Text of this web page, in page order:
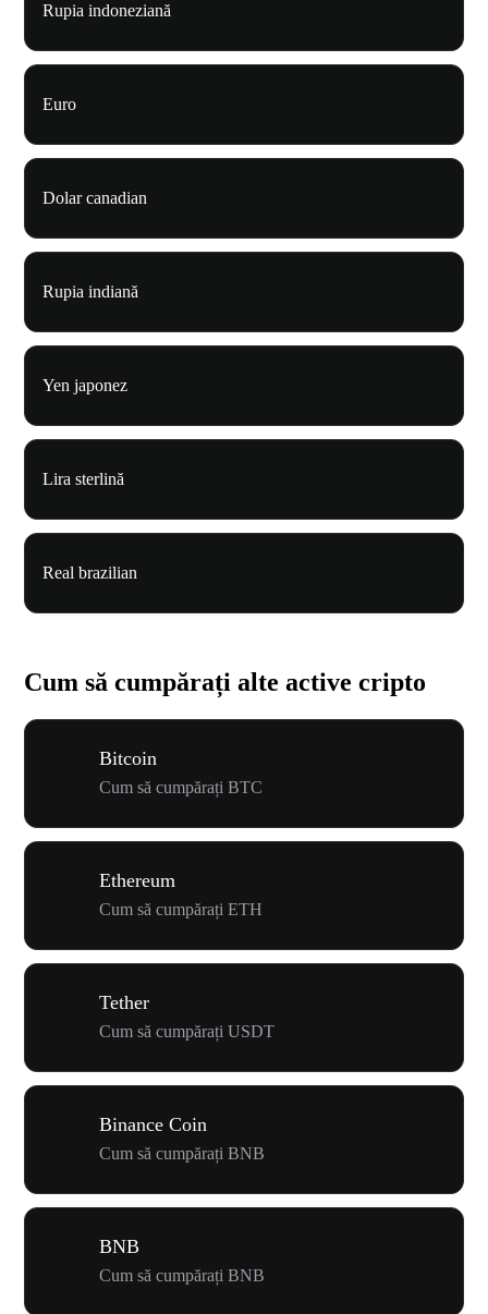
Rupia indoneziană
Euro
Dolar canadian
Rupia indiană
Yen japonez
Lira sterlină
Real brazilian
Cum să cumpărați alte active cripto
Bitcoin
Cum să cumpărați BTC
Ethereum
Cum să cumpărați ETH
Tether
Cum să cumpărați USDT
Binance Coin
Cum să cumpărați BNB
BNB
Cum să cumpărați BNB